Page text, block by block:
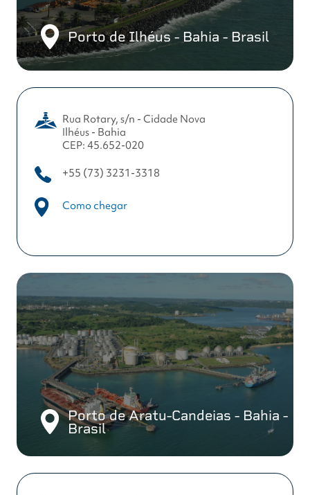
Porto de Ilhéus - Bahia - Brasil
Rua Rotary, s/n - Cidade Nova
Ilhéus - Bahia
CEP: 45.652-020
+55 (73) 3231-3318
Como chegar
Porto de Aratu-Candeias - Bahia -
Brasil